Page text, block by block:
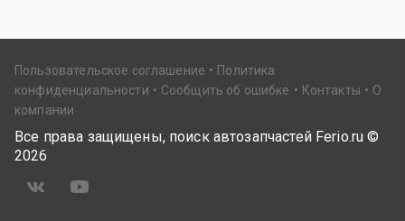
Пользовательское соглашение
Политика
конфиденциальности
Сообщить об ошибке Контакты
О
компании
Все права защищены, поиск автозапчастей Ferio.ru ©
2026